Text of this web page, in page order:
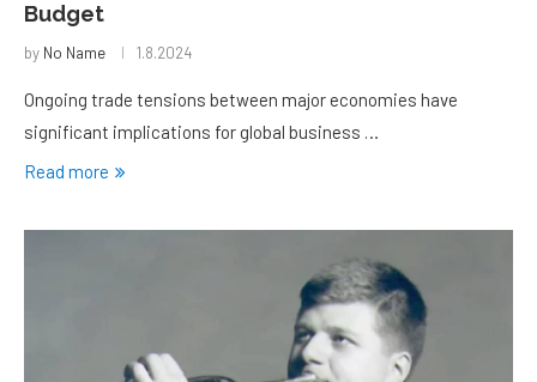
Budget
by No Name 1.8.2024
Ongoing trade tensions between major economies have
significant implications for global business …
Read more